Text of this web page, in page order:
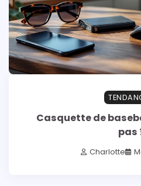
Casquette de
pas
Charlotte